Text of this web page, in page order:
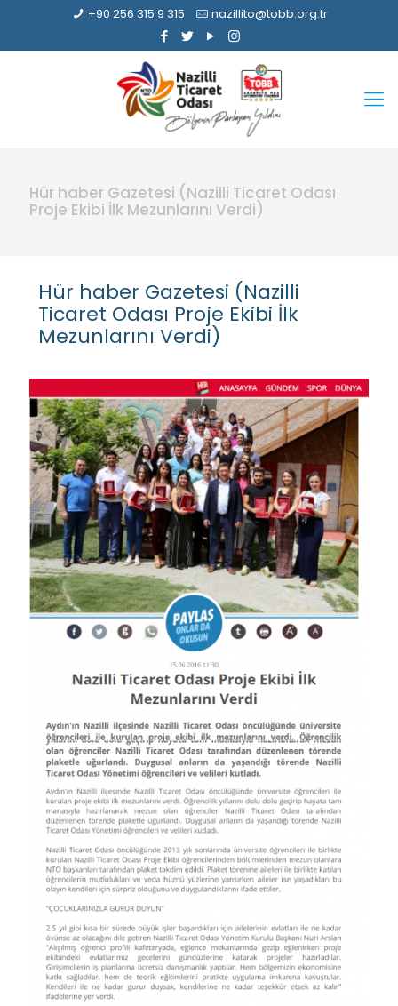
+90 256 315 9 315 nazillito@tobb.org.tr
Hür haber Gazetesi (Nazilli Ticaret Odası
Proje Ekibi İlk Mezunlarını Verdi)
Hür haber Gazetesi (Nazilli
Ticaret Odası Proje Ekibi İlk
Mezunlarını Verdi)